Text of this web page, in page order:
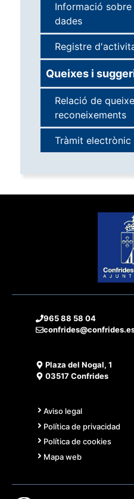
Informació
dades
Registre
Queixes i
Relació de
reconeixements
Tràmit electrònic
965 88 58 04
Plaza del Nogal, 1
03517 Confrides
Aviso legal
Política de privacidad
Política de cookies
Mapa web